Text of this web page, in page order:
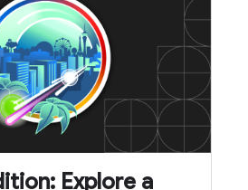
Explore a